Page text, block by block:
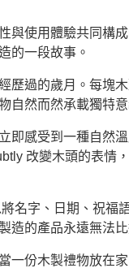
與使用體驗共同構
的一段故事。
歷過的歲月。每塊
自然而然承載獨特意
即感受到一種自然
改變木頭的表情
名字、日期、祝福
造的產品永遠無法比
一份木製禮物放在